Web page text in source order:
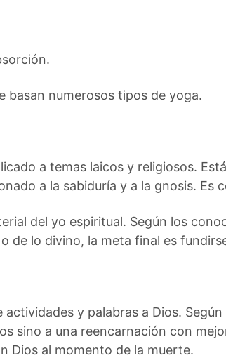
basan numerosos tipos de yoga.
a temas laicos y religiosos.
a la sabiduría y a la gnosis. Es
del yo espiritual. Según los
de lo divino, la meta final es
y palabras a Dios.
sino a una reencarnación con
Dios al momento de la muerte.